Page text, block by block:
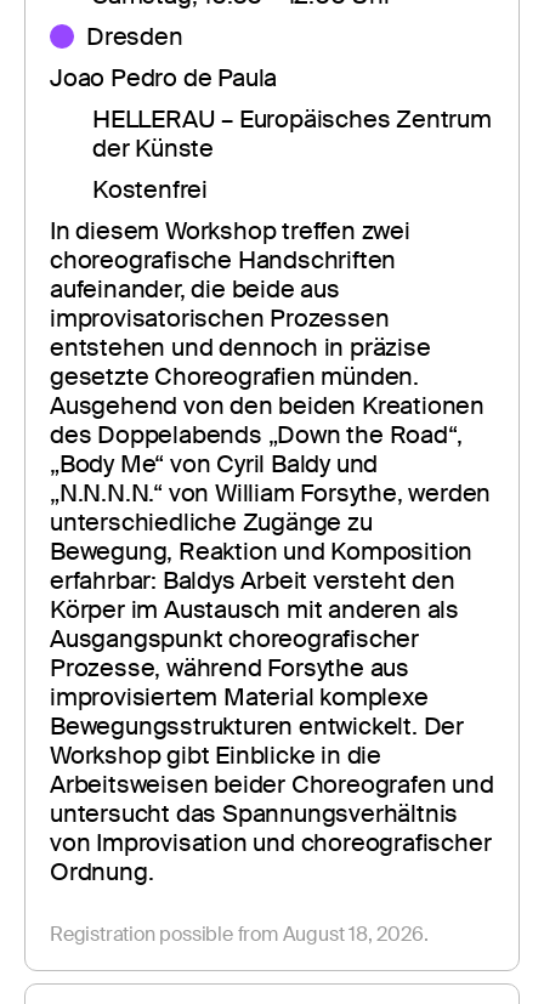
Dresden
Joao Pedro de Paula
HELLERAU – Europäisches Zentrum
der Künste
Kostenfrei
In diesem Workshop treffen zwei
choreografische Handschriften
aufeinander, die beide aus
improvisatorischen Prozessen
entstehen und dennoch in präzise
gesetzte Choreografien münden.
Ausgehend von den beiden Kreationen
des Doppelabends „Down the Road“,
„Body Me“ von Cyril Baldy und
„N.N.N.N.“ von William Forsythe, werden
unterschiedliche Zugänge zu
Bewegung, Reaktion und Komposition
erfahrbar: Baldys Arbeit versteht den
Körper im Austausch mit anderen als
Ausgangspunkt choreografischer
Prozesse, während Forsythe aus
improvisiertem Material komplexe
Bewegungsstrukturen entwickelt. Der
Workshop gibt Einblicke in die
Arbeitsweisen beider Choreografen und
untersucht das Spannungsverhältnis
von Improvisation und choreografischer
Ordnung.
Registration possible from August 18, 2026.